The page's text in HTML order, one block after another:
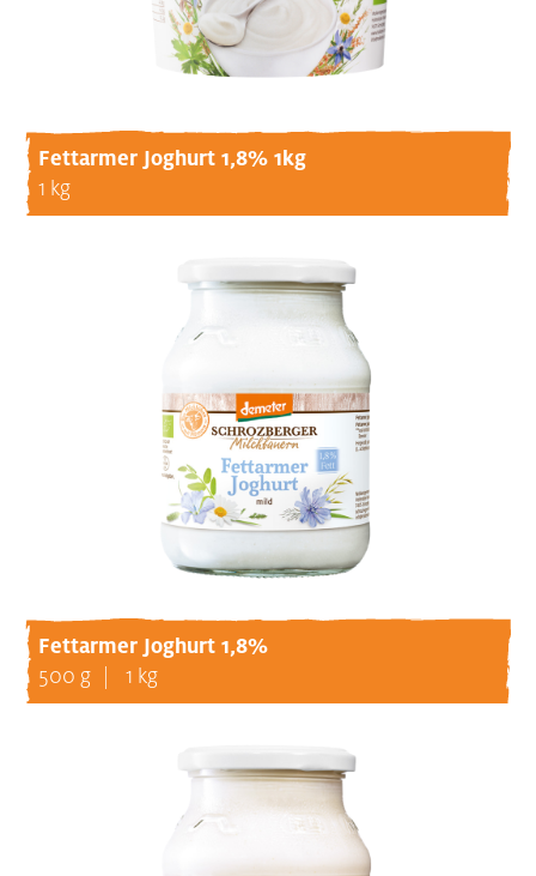
Fettarmer Joghurt 1,8% 1kg
1 kg
Fettarmer Joghurt 1,8%
500 g 1 kg